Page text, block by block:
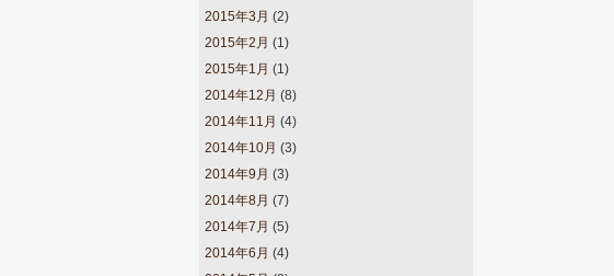
2015年3月 (2)
2015年2月 (1)
2015年1月 (1)
2014年12月 (8)
2014年11月 (4)
2014年10月 (3)
2014年9月 (3)
2014年8月 (7)
2014年7月 (5)
2014年6月 (4)